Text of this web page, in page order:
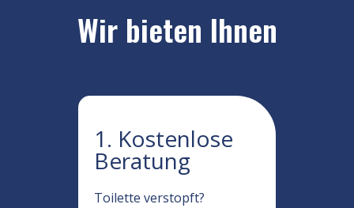
Wir bieten Ihnen
1. Kostenlose
Beratung
Toilette verstopft?